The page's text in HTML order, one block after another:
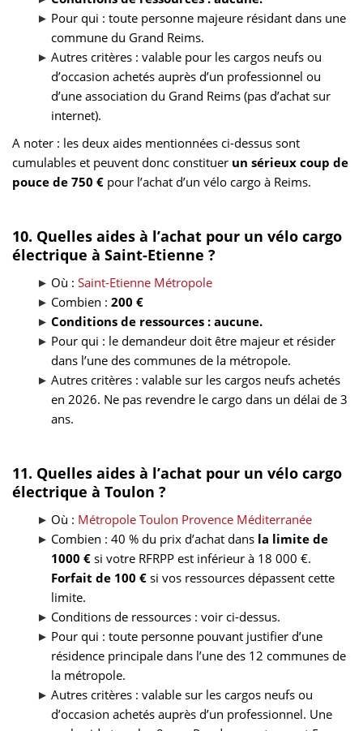
Pour qui : toute personne majeure résidant dans une
commune du Grand Reims.
Autres critères : valable pour les cargos neufs ou
d’occasion achetés auprès d’un professionnel ou
d’une association du Grand Reims (pas d’achat sur
internet).
A noter : les deux aides mentionnées ci-dessus sont
cumulables et peuvent donc constituer un sérieux coup de
pouce de 750 € pour l’achat d’un vélo cargo à Reims.
10. Quelles aides à l’achat pour un vélo cargo
électrique à Saint-Etienne ?
Où : Saint-Etienne Métropole
Combien : 200 €
Conditions de ressources : aucune.
Pour qui : le demandeur doit être majeur et résider
dans l’une des communes de la métropole.
Autres critères : valable sur les cargos neufs achetés
en 2026. Ne pas revendre le cargo dans un délai de 3
ans.
11. Quelles aides à l’achat pour un vélo cargo
électrique à Toulon ?
Où : Métropole Toulon Provence Méditerranée
Combien : 40 % du prix d’achat dans la limite de
1000 € si votre RFRPP est inférieur à 18 000 €.
Forfait de 100 € si vos ressources dépassent cette
limite.
Conditions de ressources : voir ci-dessus.
Pour qui : toute personne pouvant justifier d’une
résidence principale dans l’une des 12 communes de
la métropole.
Autres critères : valable sur les cargos neufs ou
d’occasion achetés auprès d’un professionnel. Une